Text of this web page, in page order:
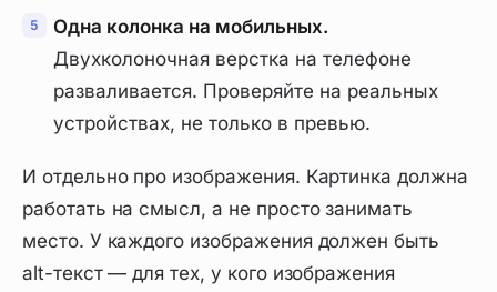
Одна колонка на мобильных.
Двухколоночная верстка на телефоне
разваливается. Проверяйте на реальных
устройствах, не только в превью.
И отдельно про изображения. Картинка должна
работать на смысл, а не просто занимать
место. У каждого изображения должен быть
alt-текст — для тех, у кого изображения